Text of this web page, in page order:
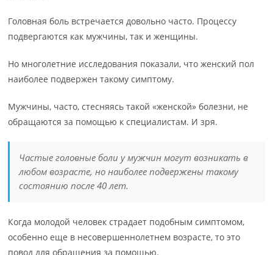
Головная боль встречается довольно часто. Процессу
подвергаются как мужчины, так и женщины.
Но многолетние исследования показали, что женский пол
наиболее подвержен такому симптому.
Мужчины, часто, стесняясь такой «женской» болезни, не
обращаются за помощью к специалистам. И зря.
Частые головные боли у мужчин могут возникать в
любом возрасте, но наиболее подвержены такому
состоянию после 40 лет.
Когда молодой человек страдает подобным симптомом,
особенно еще в несовершеннолетнем возрасте, то это
повод для обращения за помощью.